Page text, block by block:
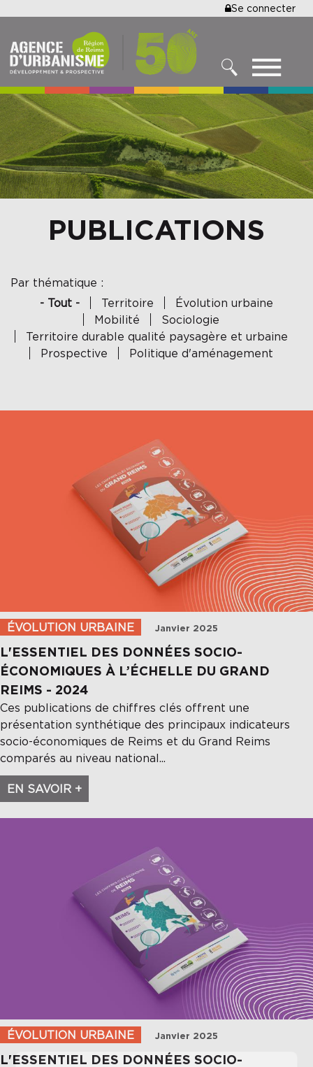
contenu
principal
MENU
DE
Se connecter
PRINCIPALE
MENU
PUBLICATIONS
Par thématique :
- Tout -
Territoire
Évolution urbaine
Mobilité
Sociologie
Territoire durable qualité paysagère et urbaine
Prospective
Politique d'aménagement
ÉVOLUTION URBAINE Janvier 2025
L'ESSENTIEL DES DONNÉES SOCIO-
ÉCONOMIQUES À L’ÉCHELLE DU GRAND
REIMS - 2024
Ces publications de chiffres clés offrent une
présentation synthétique des principaux indicateurs
socio-économiques de Reims et du Grand Reims
comparés au niveau national...
EN SAVOIR +
ÉVOLUTION URBAINE Janvier 2025
L'ESSENTIEL DES DONNÉES SOCIO-